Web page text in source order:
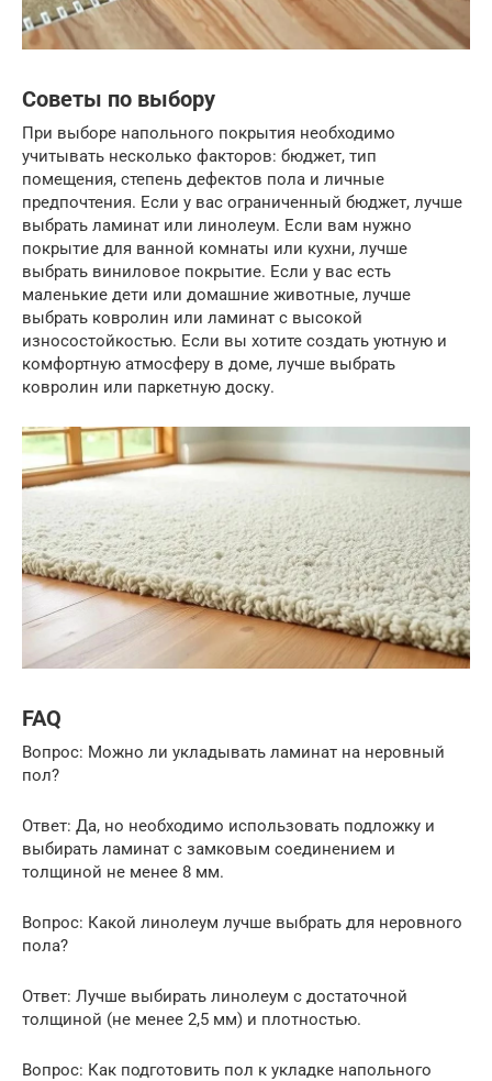
Советы по выбору
При выборе напольного покрытия необходимо
учитывать несколько факторов: бюджет, тип
помещения, степень дефектов пола и личные
предпочтения. Если у вас ограниченный бюджет, лучше
выбрать ламинат или линолеум. Если вам нужно
покрытие для ванной комнаты или кухни, лучше
выбрать виниловое покрытие. Если у вас есть
маленькие дети или домашние животные, лучше
выбрать ковролин или ламинат с высокой
износостойкостью. Если вы хотите создать уютную и
комфортную атмосферу в доме, лучше выбрать
ковролин или паркетную доску.
FAQ
Вопрос: Можно ли укладывать ламинат на неровный
пол?
Ответ: Да, но необходимо использовать подложку и
выбирать ламинат с замковым соединением и
толщиной не менее 8 мм.
Вопрос: Какой линолеум лучше выбрать для неровного
пола?
Ответ: Лучше выбирать линолеум с достаточной
толщиной (не менее 2,5 мм) и плотностью.
Вопрос: Как подготовить пол к укладке напольного